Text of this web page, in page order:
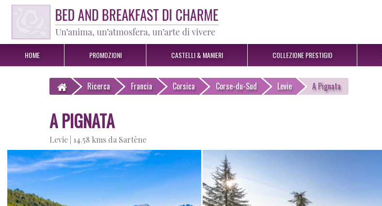
HOME PROMOZIONI CASTELLI & MANIERI COLLEZIONE PRESTIGIO
Ricerca Francia Corsica Corse-du-Sud Levie A Pignata
A PIGNATA
Levie | 14.58 kms da Sartène